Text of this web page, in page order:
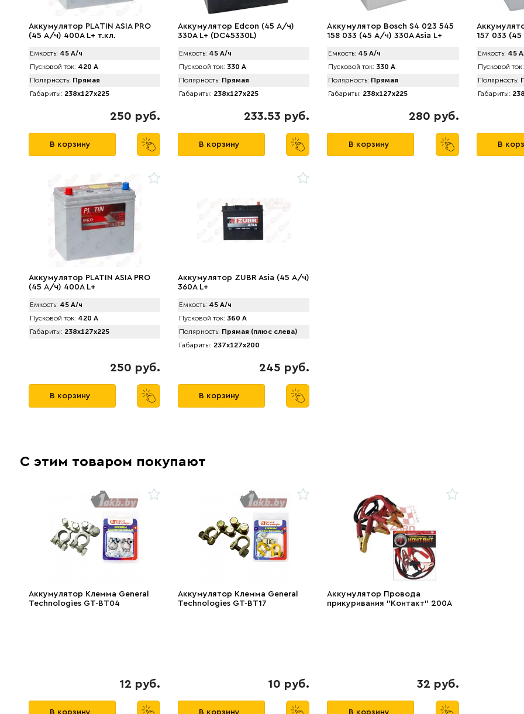
Аккумулятор PLАTIN ASIA PRO
(45 А/ч) 400A L+ т.кл.
Емкость: 45 А/ч
Пусковой ток: 420 А
Полярность: Прямая
Габариты: 238x127x225
250 руб.
В корзину
Аккумулятор Edcon (45 А/ч)
330A L+ (DC45330L)
Емкость: 45 А/ч
Пусковой ток: 330 А
Полярность: Прямая
Габариты: 238x127x225
233.53 руб.
В корзину
Аккумулятор Bosch S4 023 545
158 033 (45 А/ч) 330A Asia L+
Емкость: 45 А/ч
Пусковой ток: 330 А
Полярность: Прямая
Габариты: 238x127x225
280 руб.
В корзину
157 033 (45
Емкость: 45
Пусковой ток:
Полярность:
Габариты:
В
Аккумулятор PLATIN ASIA PRO
(45 А/ч) 400A L+
Емкость: 45 А/ч
Пусковой ток: 420 А
Габариты: 238x127x225
250 руб.
В корзину
Аккумулятор ZUBR Asia (45 А/ч)
360A L+
Емкость: 45 А/ч
Пусковой ток: 360 А
Полярность: Прямая (плюс слева)
Габариты: 237x127x200
245 руб.
В корзину
С этим товаром покупают
Аккумулятор Клемма General
Technologies GT-BT04
12 руб.
В корзину
Аккумулятор Клемма General
Technologies GT-BT17
10 руб.
В корзину
Аккумулятор Провода
прикуривания "Контакт" 200А
32 руб.
В корзину